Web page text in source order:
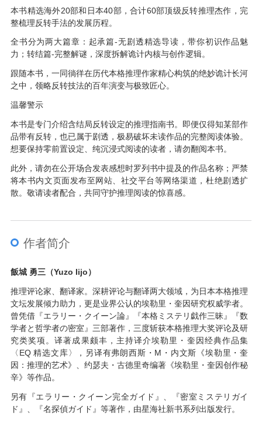
本书精选海外20部和日本40部，合计60部顶级反转推理杰作，完
整梳理反转手法的发展历程。
全书分为两大篇章：起承篇-无剧透精选导读，带你初识作品魅
力；转结篇-完整解谜，深度拆解诡计内核与创作逻辑。
跟随本书，一同徜徉在历代本格推理作家精心构筑的绝妙诡计长河
之中，领略反转技法的百年演变与极致匠心。
温馨警示
本书是专门介绍含结局反转设定的推理指南书。即便仅得知某部作
品带有反转，也已属于剧透，极易破坏未读作品的完整阅读体验。
想要保持零前置设定、纯沉浸式阅读的读者，请勿翻阅本书。
此外，请勿在公开场合发表感想时罗列书中提及的作品名称；严禁
将本书内文页面发布至网站、社交平台等网络渠道，杜绝剧透扩
散。敬请读者配合，共同守护推理阅读的惊喜感。
作者简介
飯城 勇三（Yuzo Iijo）
推理评论家、翻译家。深耕评论与翻译两大领域，为日本本格推理
文坛发展倾力助力，更是业界公认的埃勒里・奎因研究权威学者。
曾凭借『エラリー・クイーン論』『本格ミステリ戯作三昧』『数
学者と哲学者の密室』三部著作，三度斩获本格推理大奖评论及研
究类奖项。译著成果颇丰，主持译介埃勒里・奎因经典作品集
〈EQ 精选文库〉，另译有弗朗西斯・M・内文斯《埃勒里・奎
因：推理的艺术》、约瑟夫・古德里奇编著《埃勒里・奎因创作秘
辛》等作品。
另有『エラリー・クイーン完全ガイド』、『密室ミステリガイ
ド』、『名探偵ガイド』等著作，由星海社新书系列出版发行。